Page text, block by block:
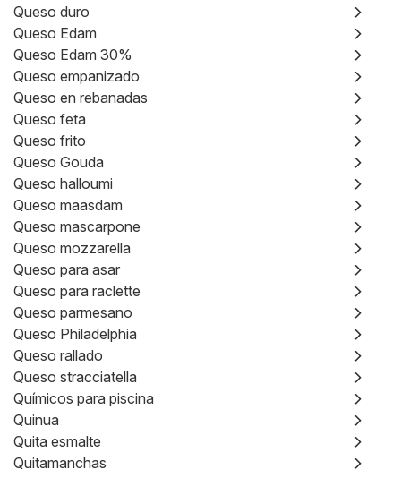
Queso duro
Queso Edam
Queso Edam 30%
Queso empanizado
Queso en rebanadas
Queso feta
Queso frito
Queso Gouda
Queso halloumi
Queso maasdam
Queso mascarpone
Queso mozzarella
Queso para asar
Queso para raclette
Queso parmesano
Queso Philadelphia
Queso rallado
Queso stracciatella
Químicos para piscina
Quinua
Quita esmalte
Quitamanchas